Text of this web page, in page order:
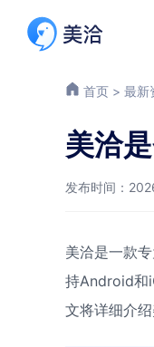
首页 > 最新
美洽
发布时间：
美洽是一款
持Android和
文将详细介